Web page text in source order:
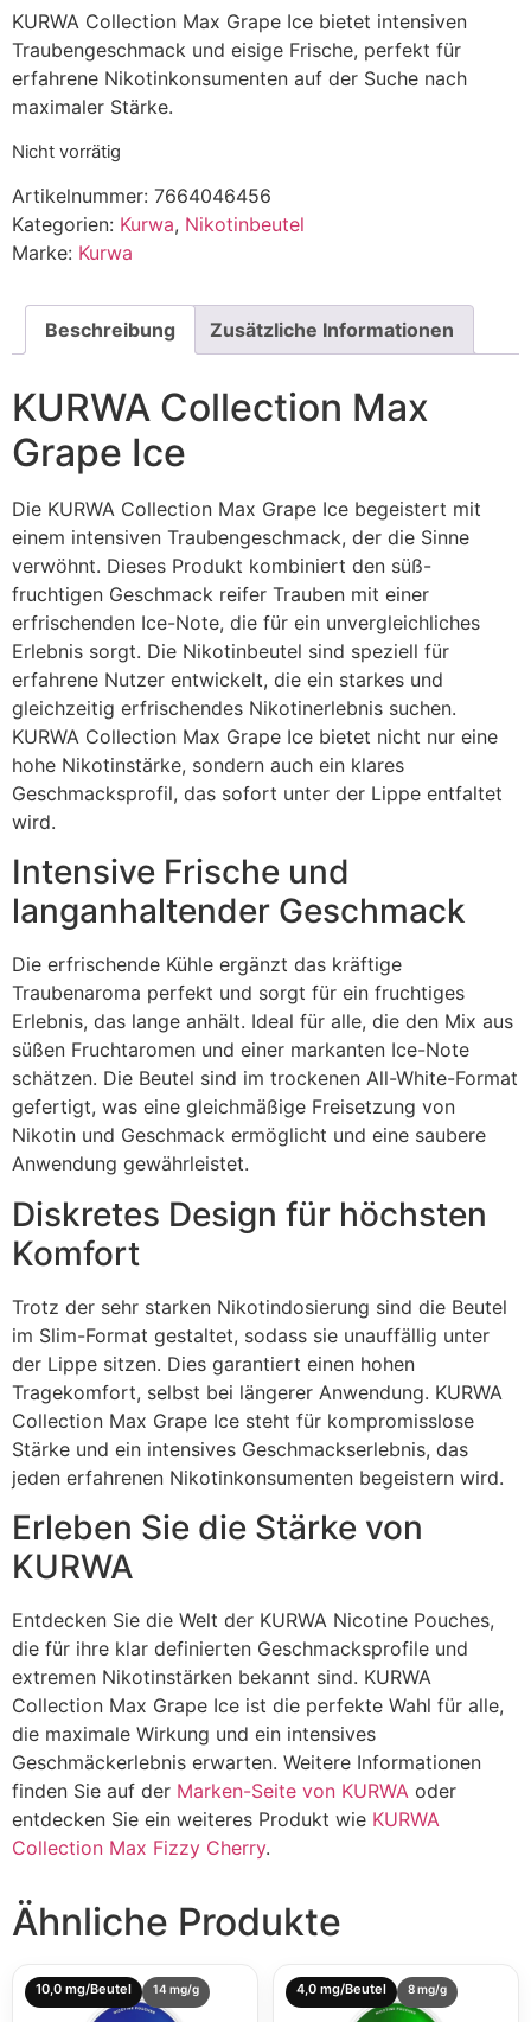
KURWA Collection Max Grape Ice bietet intensiven
Traubengeschmack und eisige Frische, perfekt für
erfahrene Nikotinkonsumenten auf der Suche nach
maximaler Stärke.
Nicht vorrätig
Artikelnummer: 7664046456
Kategorien: Kurwa, Nikotinbeutel
Marke: Kurwa
Beschreibung Zusätzliche Informationen
KURWA Collection Max
Grape Ice
Die KURWA Collection Max Grape Ice begeistert mit
einem intensiven Traubengeschmack, der die Sinne
verwöhnt. Dieses Produkt kombiniert den süß-
fruchtigen Geschmack reifer Trauben mit einer
erfrischenden Ice-Note, die für ein unvergleichliches
Erlebnis sorgt. Die Nikotinbeutel sind speziell für
erfahrene Nutzer entwickelt, die ein starkes und
gleichzeitig erfrischendes Nikotinerlebnis suchen.
KURWA Collection Max Grape Ice bietet nicht nur eine
hohe Nikotinstärke, sondern auch ein klares
Geschmacksprofil, das sofort unter der Lippe entfaltet
wird.
Intensive Frische und
langanhaltender Geschmack
Die erfrischende Kühle ergänzt das kräftige
Traubenaroma perfekt und sorgt für ein fruchtiges
Erlebnis, das lange anhält. Ideal für alle, die den Mix aus
süßen Fruchtaromen und einer markanten Ice-Note
schätzen. Die Beutel sind im trockenen All-White-Format
gefertigt, was eine gleichmäßige Freisetzung von
Nikotin und Geschmack ermöglicht und eine saubere
Anwendung gewährleistet.
Diskretes Design für höchsten
Komfort
Trotz der sehr starken Nikotindosierung sind die Beutel
im Slim-Format gestaltet, sodass sie unauffällig unter
der Lippe sitzen. Dies garantiert einen hohen
Tragekomfort, selbst bei längerer Anwendung. KURWA
Collection Max Grape Ice steht für kompromisslose
Stärke und ein intensives Geschmackserlebnis, das
jeden erfahrenen Nikotinkonsumenten begeistern wird.
Erleben Sie die Stärke von
KURWA
Entdecken Sie die Welt der KURWA Nicotine Pouches,
die für ihre klar definierten Geschmacksprofile und
extremen Nikotinstärken bekannt sind. KURWA
Collection Max Grape Ice ist die perfekte Wahl für alle,
die maximale Wirkung und ein intensives
Geschmäckerlebnis erwarten. Weitere Informationen
finden Sie auf der Marken-Seite von KURWA oder
entdecken Sie ein weiteres Produkt wie KURWA
Collection Max Fizzy Cherry.
Ähnliche Produkte
10,0 mg/Beutel 14 mg/g 4,0 mg/Beutel 8 mg/g